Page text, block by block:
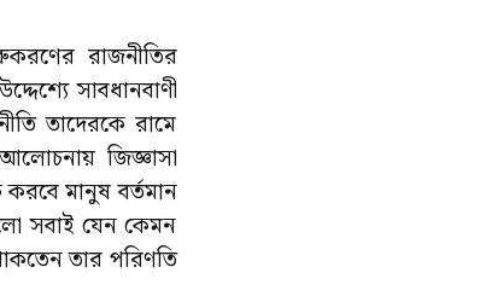
রাজনীতির
সাবধানবাণী
তাদেরকে রামে
জিজ্ঞাসা
মানুষ বর্তমান
সবাই যেন কেমন
তার পরিণতি